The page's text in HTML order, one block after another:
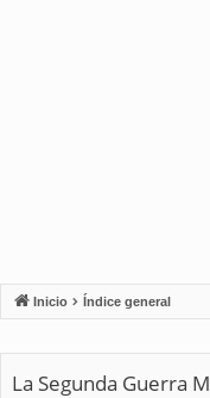
Inicio Índice general
La Segunda Guerra